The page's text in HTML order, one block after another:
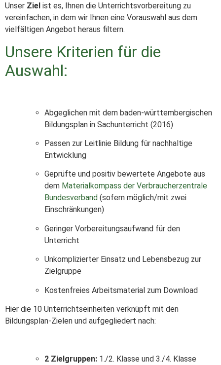
Unser Ziel ist es, Ihnen die Unterrichtsvorbereitung zu
vereinfachen, in dem wir Ihnen eine Vorauswahl aus dem
vielfältigen Angebot heraus filtern.
Unsere Kriterien für die
Auswahl:
Abgeglichen mit dem baden-württembergischen
Bildungsplan in Sachunterricht (2016)
Passen zur Leitlinie Bildung für nachhaltige
Entwicklung
Geprüfte und positiv bewertete Angebote aus
dem Materialkompass der Verbraucherzentrale
Bundesverband (sofern möglich/mit zwei
Einschränkungen)
Geringer Vorbereitungsaufwand für den
Unterricht
Unkomplizierter Einsatz und Lebensbezug zur
Zielgruppe
Kostenfreies Arbeitsmaterial zum Download
Hier die 10 Unterrichtseinheiten verknüpft mit den
Bildungsplan-Zielen und aufgegliedert nach:
2 Zielgruppen: 1./2. Klasse und 3./4. Klasse